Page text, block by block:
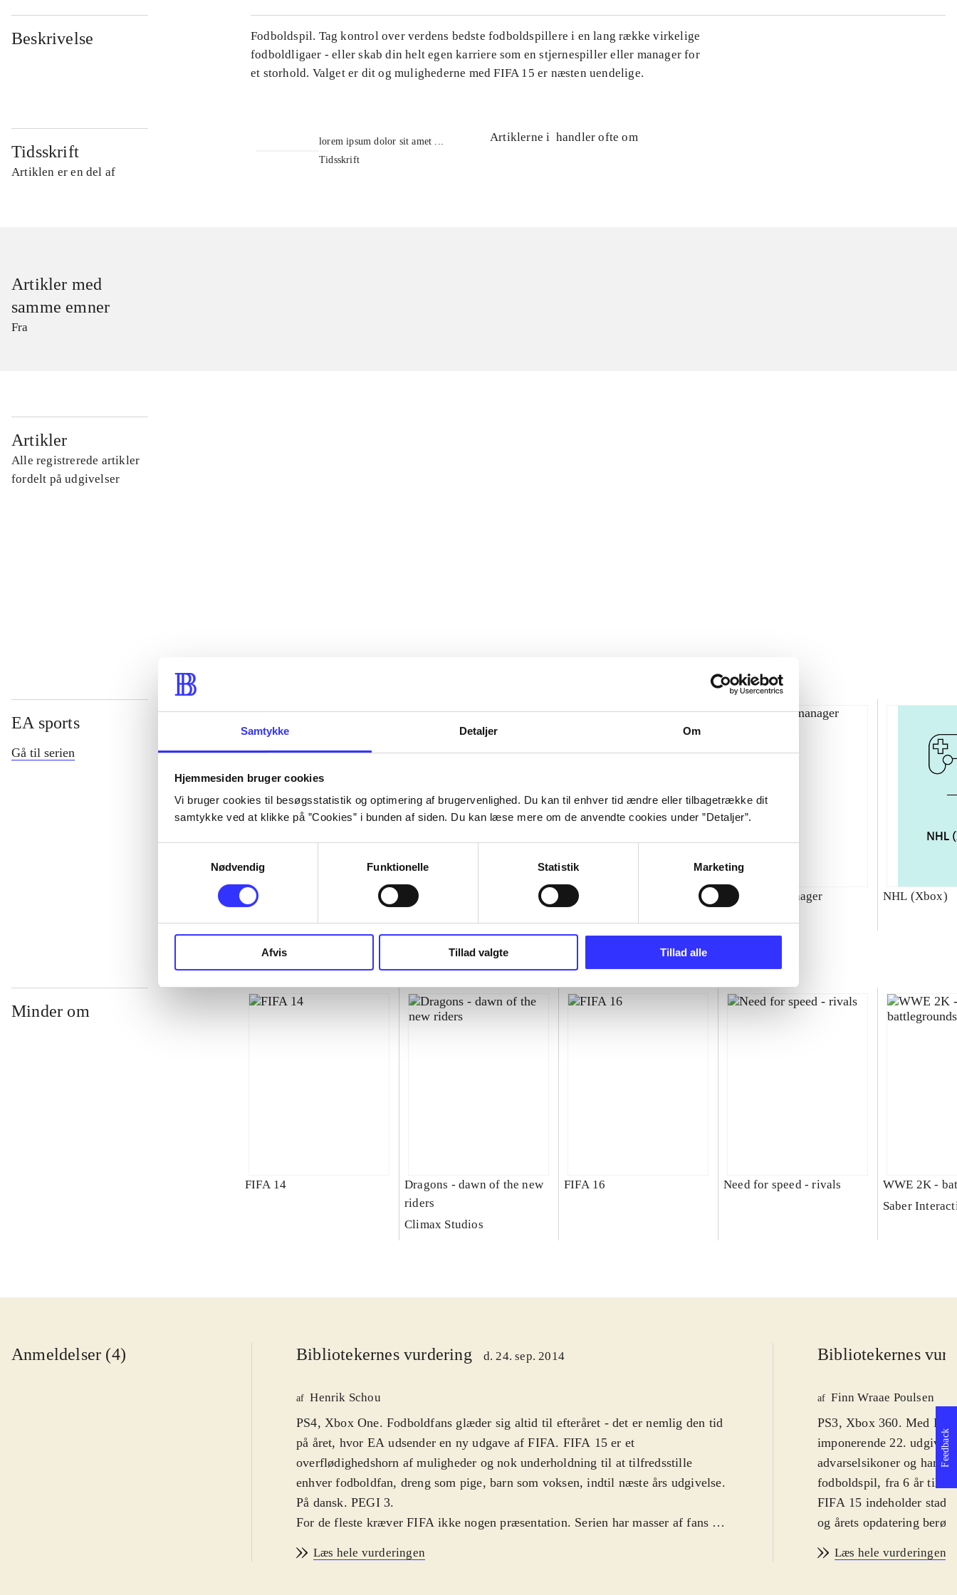
Samtykke Detaljer Om
Hjemmesiden bruger cookies
Vi bruger cookies til besøgsstatistik og optimering af brugervenlighed. Du kan til enhver tid ændre eller tilbagetrække dit
samtykke ved at klikke på ”Cookies” i bunden af siden. Du kan læse mere om de anvendte cookies under ”Detaljer”.
Nødvendig
Funktionelle Statistik Marketing
Afvis Tillad valgte Tillad alle
Beskrivelse
Fodboldspil. Tag kontrol over verdens bedste fodboldspillere i en lang række virkelige
fodboldligaer - eller skab din helt egen karriere som en stjernespiller eller manager for
et storhold. Valget er dit og mulighederne med FIFA 15 er næsten uendelige.
Tidsskrift
Artiklen er en del af
lorem ipsum dolor sit amet ...
Tidsskrift
Artiklerne i handler ofte om
Artikler med
samme emner
Fra
Artikler
Alle registrerede artikler
fordelt på udgivelser
EA sports
Gå til serien
NHL (Pc) NBA live (Pc)
Superbike 2000 : SBK
championship
Total club manager NHL (Xbox)
Minder om
FIFA 14
Dragons - dawn of the new
riders
Climax Studios
FIFA 16 Need for speed - rivals
WWE 2K -
Saber
Anmeldelser (4) Bibliotekernes vurdering d. 24. sep. 2014
af Henrik Schou
PS4, Xbox One. Fodboldfans glæder sig altid til efteråret - det er nemlig den tid
på året, hvor EA udsender en ny udgave af FIFA. FIFA 15 er et
overflødighedshorn af muligheder og nok underholdning til at tilfredsstille
enhver fodboldfan, dreng som pige, barn som voksen, indtil næste års udgivelse.
På dansk. PEGI 3.
For de fleste kræver FIFA ikke nogen præsentation. Serien har masser af fans og
veldesignet og brugervenlig simulation af fodboldsporten. Alle de rigtige
Læs hele vurderingen
Bibliotekernes
af Finn Wraae Poulsen
PS3, Xbox 360. Med
imponerende 22.
advarselsikoner og har
fodboldspil, fra 6 år til
FIFA 15 indeholder
og årets opdatering
tidligere versioner af
Læs hele vurderingen
Feedback